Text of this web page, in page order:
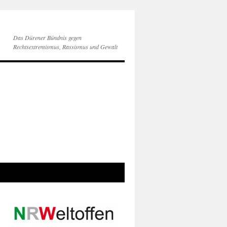
Das Dürener Bündnis gegen
Rechtsextremismus, Rassismus und Gewalt